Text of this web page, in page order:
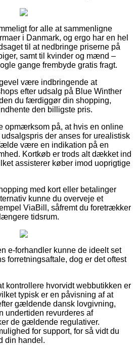
for alle at sammenligne
i Danmark, og ergo har en hel
til at nedbringe priserne på
samt til kvinder og mænd –
gange frembyde gratis fragt.
være indbringende at
efter udsalg på Blue Winther
du færdiggør din shopping,
den billigste pris.
opmærksom på, at hvis en online
der anses for urealistisk
være en indikation på en
Kortkøb er trods alt dækket ind
assisterer køber imod uoprigtige
med kort eller betalinger
kunne du overveje et
ViaBill, såfremt du foretrækker
tidsrum.
e-forhandler kunne de ideelt set
forretningsaftale, dog er det oftest
kontrollere hvorvidt webbutikken er
typisk er en påvisning af at
gældende dansk lovgivning,
undertiden revurderes af
de gældende regulativer.
for support, for så vidt du
din handel.